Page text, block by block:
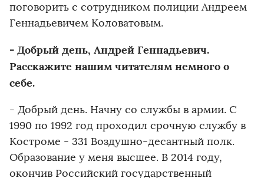
поговорить с сотрудником полиции Андреем
Геннадьевичем Коловатовым.
- Добрый день, Андрей Геннадьевич.
Расскажите нашим читателям немного о
себе.
- Добрый день. Начну со службы в армии. С
1990 по 1992 год проходил срочную службу в
Костроме - 331 Воздушно-десантный полк.
Образование у меня высшее. В 2014 году,
окончив Российский государственный